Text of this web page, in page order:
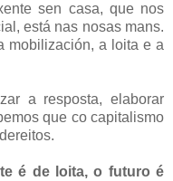
sen casa, que nos
está nas nosas mans.
mobilización, a loita e a
a resposta, elaborar
que co capitalismo
é de loita, o futuro é